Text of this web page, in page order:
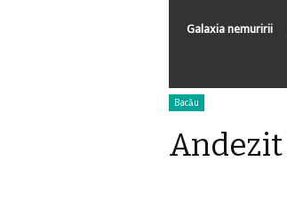
Galaxia nemuririi
Bacău
Andezit